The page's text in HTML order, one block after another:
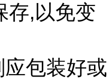
存,以免变
包装好或